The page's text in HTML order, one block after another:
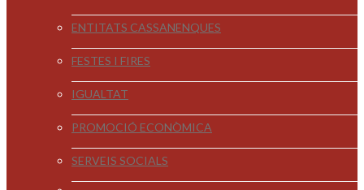
ENTITATS CASSANENQUES
FESTES I FIRES
IGUALTAT
PROMOCIÓ ECONÒMICA
SERVEIS SOCIALS